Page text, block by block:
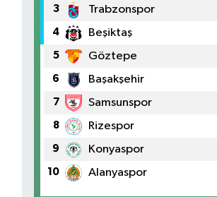
3 Trabzonspor
4 Beşiktaş
5 Göztepe
6 Başakşehir
7 Samsunspor
8 Rizespor
9 Konyaspor
10 Alanyaspor